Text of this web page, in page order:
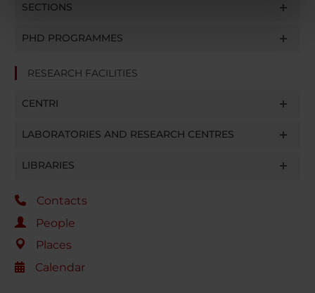
pubblicità e social media, i quali potrebbero combinarle
raccolto dal tuo utilizzo dei loro servizi.
SECTIONS
PHD PROGRAMMES
RESEARCH FACILITIES
CENTRI
LABORATORIES AND RESEARCH CENTRES
LIBRARIES
Contacts
People
Places
Calendar